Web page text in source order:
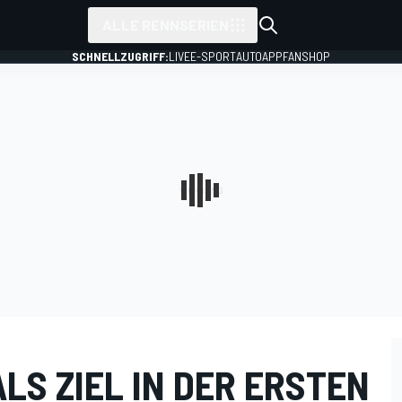
SCHNELLZUGRIFF:LIVEE-SPORTAUTOAPPFANSHOP
ZIEL IN DER ERSTEN